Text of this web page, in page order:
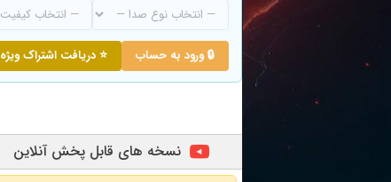
🔒 ورود به حساب ⭐ دریافت اشتراک ویژه
نسخه های قابل پخش آنلاین